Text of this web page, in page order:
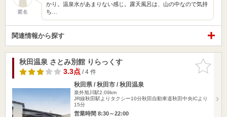
匿名
かり。温泉水があまりない感じ。露天風呂は、山の中なので気持
ち…
関連情報から探す
お気に入
りに追加
秋田温泉 さとみ別館 りらっくす
3.3点/ 4 件
秋田県 / 秋田市 / 秋田温泉
泉外旭川駅2.09km
JR線秋田駅よりタクシー10分秋田自動車道秋田中央ICより
15分
営業時間 8:30～22:00